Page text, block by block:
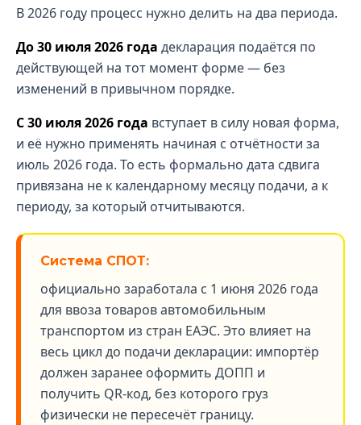
В 2026 году процесс нужно делить на два периода.
До 30 июля 2026 года декларация подаётся по
действующей на тот момент форме — без
изменений в привычном порядке.
С 30 июля 2026 года вступает в силу новая форма,
и её нужно применять начиная с отчётности за
июль 2026 года. То есть формально дата сдвига
привязана не к календарному месяцу подачи, а к
периоду, за который отчитываются.
Система СПОТ:
официально заработала с 1 июня 2026 года
для ввоза товаров автомобильным
транспортом из стран ЕАЭС. Это влияет на
весь цикл до подачи декларации: импортёр
должен заранее оформить ДОПП и
получить QR-код, без которого груз
физически не пересечёт границу.